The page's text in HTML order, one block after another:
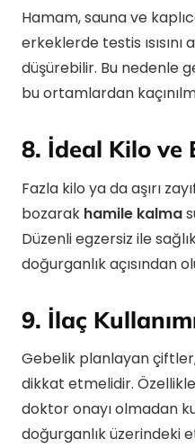
Hamam, sauna ve
erkeklerde testis
düşürebilir. Bu nedenle
bu ortamlardan
8. İdeal Kilo ve
Fazla kilo ya da aşırı
bozarak hamile kalma
Düzenli egzersiz ile
doğurganlık açısından
9. İlaç
Gebelik planlayan
dikkat etmelidir.
doktor onayı olmadan
doğurganlık üzerindeki